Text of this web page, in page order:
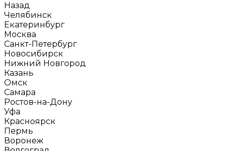
Назад
Челябинск
Екатеринбург
Москва
Санкт-Петербург
Новосибирск
Нижний Новгород
Казань
Омск
Самара
Ростов-на-Дону
Уфа
Красноярск
Пермь
Воронеж